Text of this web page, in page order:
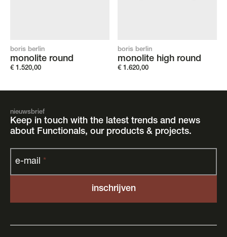
boris berlin
monolite round
€ 1.520,00
boris berlin
monolite high round
€ 1.620,00
nieuwsbrief
Keep in touch with the latest trends and news
about Functionals, our products & projects.
e-mail *